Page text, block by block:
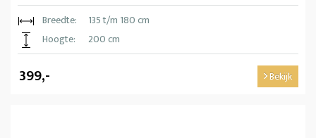
Breedte:
135 t/m 180 cm
Hoogte:
200 cm
399,- Bekijk